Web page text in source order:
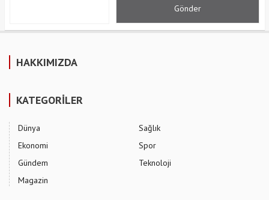
HAKKIMIZDA
KATEGORİLER
Dünya
Ekonomi
Gündem
Magazin
Sağlık
Spor
Teknoloji